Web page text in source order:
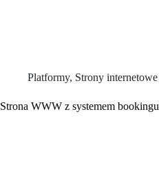
Platformy, Strony internetowe
Strona WWW z systemem bookingu